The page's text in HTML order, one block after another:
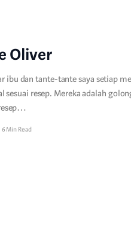
Oliver
ibu dan tante-tante saya setiap
resep. Mereka adalah
6 Min Read